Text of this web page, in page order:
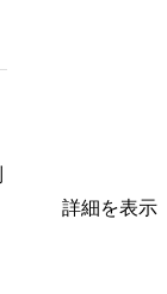
詳細を表示